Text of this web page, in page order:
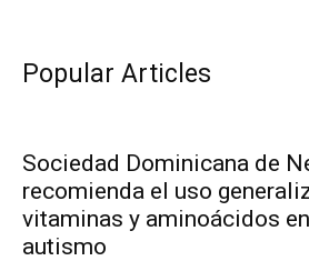
Popular Articles
Sociedad Dominicana de
recomienda el uso
vitaminas y aminoácidos
autismo